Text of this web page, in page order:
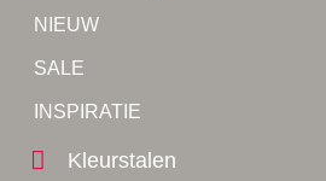
NIEUW
SALE
INSPIRATIE
Kleurstalen